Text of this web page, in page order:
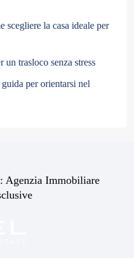
scegliere la casa ideale per
trasloco senza stress
per orientarsi nel
Agenzia Immobiliare